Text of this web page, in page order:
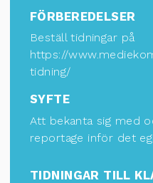
FÖRBEREDELSER
Beställ tidningar på
https://
tidning/
SYFTE
Att bekanta sig med
reportage inför det
TIDNINGAR TILL